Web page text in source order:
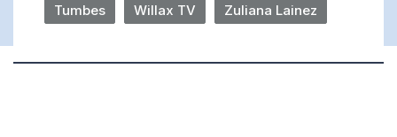
Tumbes Willax TV Zuliana Lainez